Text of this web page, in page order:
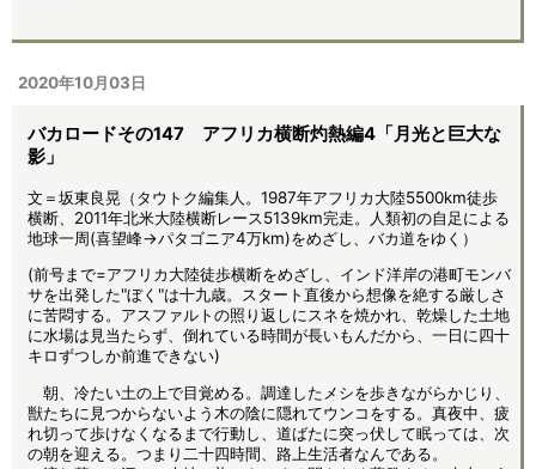
2020年10月03日
バカロードその147 アフリカ横断灼熱編4「月光と巨大な
影」
文＝坂東良晃（タウトク編集人。1987年アフリカ大陸5500km徒歩
横断、2011年北米大陸横断レース5139km完走。人類初の自足による
地球一周(喜望峰→パタゴニア4万km)をめざし、バカ道をゆく）
(前号まで=アフリカ大陸徒歩横断をめざし、インド洋岸の港町モンバ
サを出発した"ぼく"は十九歳。スタート直後から想像を絶する厳しさ
に苦悶する。アスファルトの照り返しにスネを焼かれ、乾燥した土地
に水場は見当たらず、倒れている時間が長いもんだから、一日に四十
キロずつしか前進できない)
朝、冷たい土の上で目覚める。調達したメシを歩きながらかじり、
獣たちに見つからないよう木の陰に隠れてウンコをする。真夜中、疲
れ切って歩けなくなるまで行動し、道ばたに突っ伏して眠っては、次
の朝を迎える。つまり二十四時間、路上生活者なんである。